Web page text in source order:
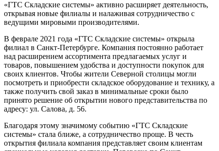
«ГТС Складские системы» активно расширяет деятельность,
открывая новые филиалы и налаживая сотрудничество с
ведущими мировыми производителями.
В феврале 2021 года «ГТС Складские системы» открыла
филиал в Санкт-Петербурге. Компания постоянно работает
над расширением ассортимента предлагаемых услуг и
товаров, повышением удобства и доступности покупок для
своих клиентов. Чтобы жители Северной столицы могли
посмотреть и приобрести складское оборудование и технику, а
также получить свой заказ в минимальные сроки было
принято решение об открытии нового представительства по
адресу: ул. Салова, д. 56.
Благодаря этому значимому событию «ГТС Складские
системы» стала ближе, а сотрудничество проще. В честь
открытия филиала компания представляет своим клиентам